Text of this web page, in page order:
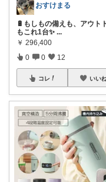
おすけまる
🔋もしもの備えも、アウト
もこれ1台✨ ...
￥ 296,400
0 0 12
コレ いい